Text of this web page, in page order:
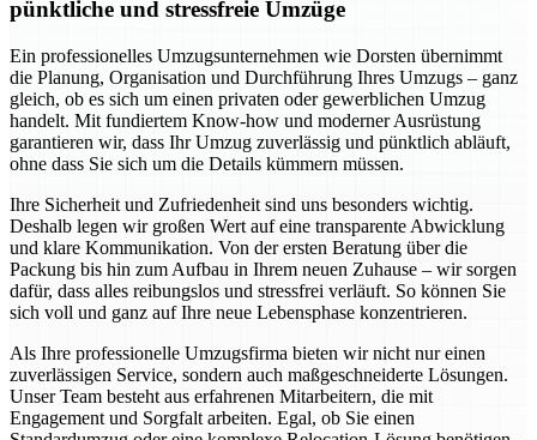
pünktliche und stressfreie Umzüge
Ein professionelles Umzugsunternehmen wie Dorsten übernimmt
die Planung, Organisation und Durchführung Ihres Umzugs – ganz
gleich, ob es sich um einen privaten oder gewerblichen Umzug
handelt. Mit fundiertem Know-how und moderner Ausrüstung
garantieren wir, dass Ihr Umzug zuverlässig und pünktlich abläuft,
ohne dass Sie sich um die Details kümmern müssen.
Ihre Sicherheit und Zufriedenheit sind uns besonders wichtig.
Deshalb legen wir großen Wert auf eine transparente Abwicklung
und klare Kommunikation. Von der ersten Beratung über die
Packung bis hin zum Aufbau in Ihrem neuen Zuhause – wir sorgen
dafür, dass alles reibungslos und stressfrei verläuft. So können Sie
sich voll und ganz auf Ihre neue Lebensphase konzentrieren.
Als Ihre professionelle Umzugsfirma bieten wir nicht nur einen
zuverlässigen Service, sondern auch maßgeschneiderte Lösungen.
Unser Team besteht aus erfahrenen Mitarbeitern, die mit
Engagement und Sorgfalt arbeiten. Egal, ob Sie einen